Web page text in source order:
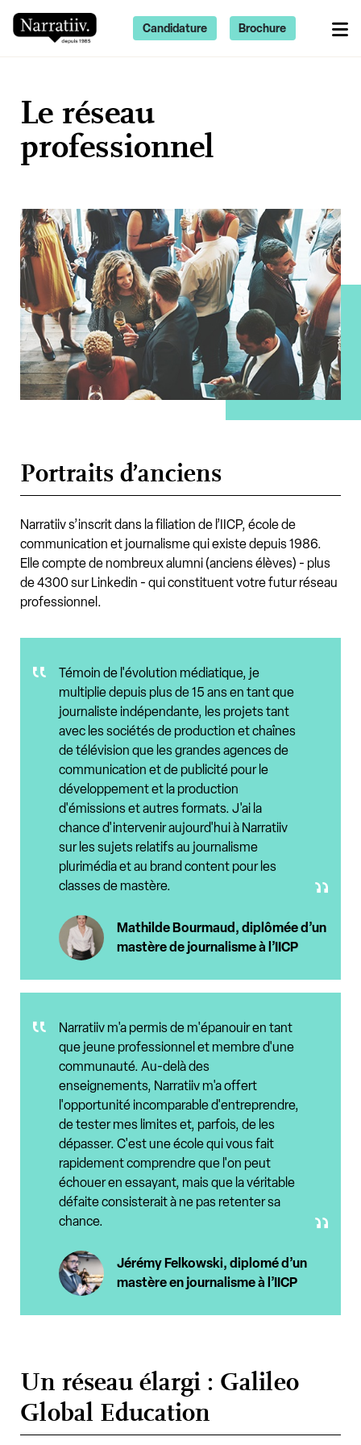
Le réseau
professionnel
Portraits d’anciens
Narratiiv s’inscrit dans la filiation de l’IICP, école de
communication et journalisme qui existe depuis 1986.
Elle compte de nombreux alumni (anciens élèves) - plus
de 4300 sur Linkedin - qui constituent votre futur réseau
professionnel.
Témoin de l'évolution médiatique, je
multiplie depuis plus de 15 ans en tant que
journaliste indépendante, les projets tant
avec les sociétés de production et chaînes
de télévision que les grandes agences de
communication et de publicité pour le
développement et la production
d'émissions et autres formats. J'ai la
chance d'intervenir aujourd'hui à Narratiiv
sur les sujets relatifs au journalisme
plurimédia et au brand content pour les
classes de mastère.
Mathilde Bourmaud, diplômée d’un
mastère de journalisme à l’IICP
Narratiiv m'a permis de m'épanouir en tant
que jeune professionnel et membre d'une
communauté. Au-delà des
enseignements, Narratiiv m'a offert
l'opportunité incomparable d'entreprendre,
de tester mes limites et, parfois, de les
dépasser. C'est une école qui vous fait
rapidement comprendre que l'on peut
échouer en essayant, mais que la véritable
défaite consisterait à ne pas retenter sa
chance.
Jérémy Felkowski, diplomé d’un
mastère en journalisme à l’IICP
Un réseau élargi : Galileo
Global Education
Candidature Brochure